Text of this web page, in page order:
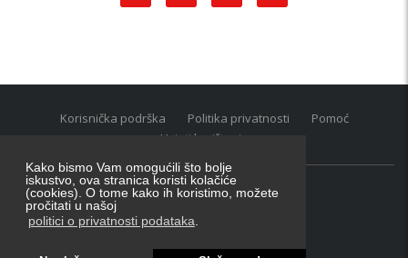
Kako bismo Vam omogućili što bolje
iskustvo, ova stranica koristi kolačiće
(cookies). O tome kako ih koristimo, možete
pročitati u našoj
politici o privatnosti podataka
Korisnička podrška Politika privatnosti
Pomoć
Uvjeti korištenja
Oglasnik grupacija:posao.hr|oglasnik.hr|auti.hr
Tečaj za konverziju u EUR valutu: 1 euro = 7.53450 kn